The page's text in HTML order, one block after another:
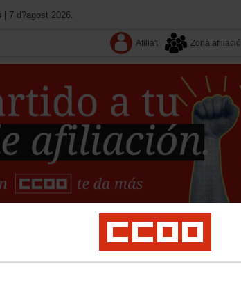
| 7 d?agost 2026.
Afilia't Zona afiliació
Coneix CCOO
Notícies